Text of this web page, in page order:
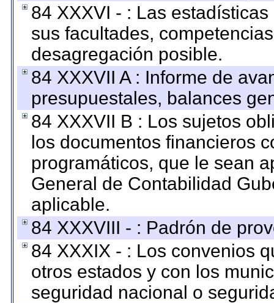
84 XXXVI - : Las
sus facultades,
desagregación posible.
84 XXXVII A : Informe de
presupuestales, balances
84 XXXVII B : Los sujetos
los documentos financieros
programáticos, que le sean
General de Contabilidad
aplicable.
84 XXXVIII - : Padrón de
84 XXXIX - : Los convenios
otros estados y con los
seguridad nacional o